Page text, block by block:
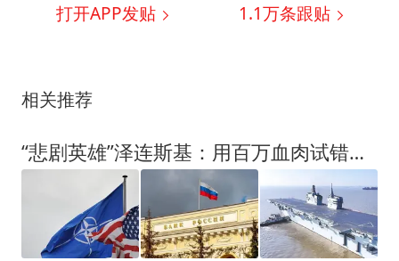
打开APP发贴 1.1万条跟贴
相关推荐
“悲剧英雄”泽连斯基：用百万血肉试错，让中国拿到了新的入场券